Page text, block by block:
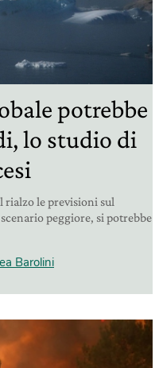
potrebbe
lo studio di
rialzo le previsioni sul
peggiore, si potrebbe
Barolini